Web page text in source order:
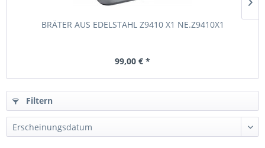
BRÄTER AUS EDELSTAHL Z9410 X1 NE.Z9410X1
99,00 € *
Filtern